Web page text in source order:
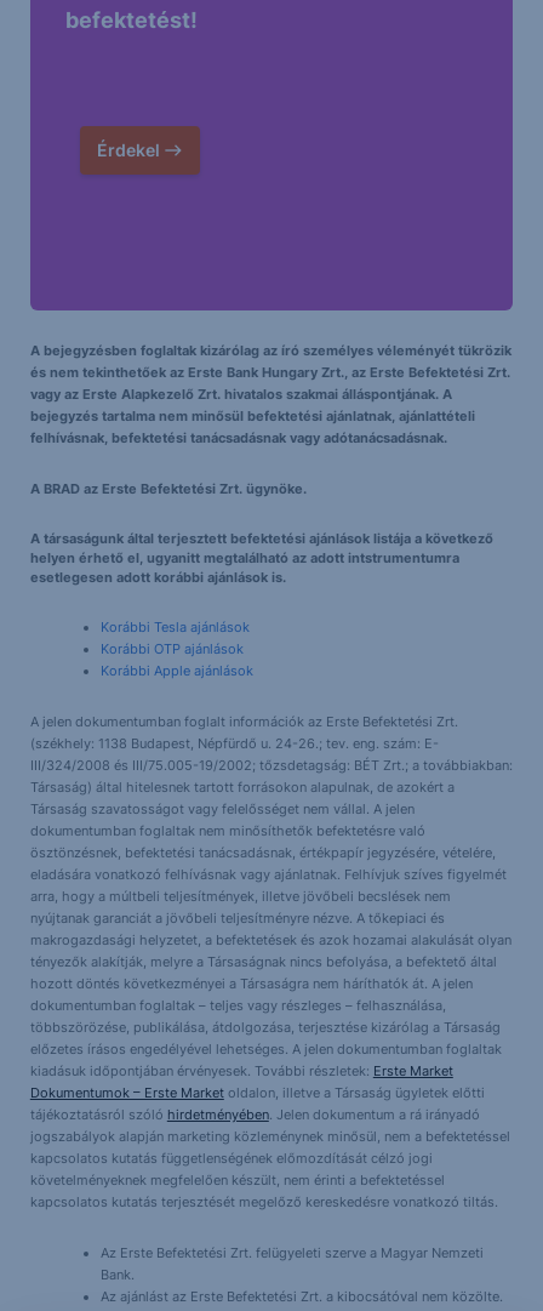
befektetést!
Érdekel
A bejegyzésben foglaltak kizárólag az író személyes véleményét tükrözik
és nem tekinthetőek az Erste Bank Hungary Zrt., az Erste Befektetési Zrt.
vagy az Erste Alapkezelő Zrt. hivatalos szakmai álláspontjának. A
bejegyzés tartalma nem minősül befektetési ajánlatnak, ajánlattételi
felhívásnak, befektetési tanácsadásnak vagy adótanácsadásnak.
A BRAD az Erste Befektetési Zrt. ügynöke.
A társaságunk által terjesztett befektetési ajánlások listája a következő
helyen érhető el, ugyanitt megtalálható az adott intstrumentumra
esetlegesen adott korábbi ajánlások is.
Korábbi Tesla ajánlások
Korábbi OTP ajánlások
Korábbi Apple ajánlások
A jelen dokumentumban foglalt információk az Erste Befektetési Zrt.
(székhely: 1138 Budapest, Népfürdő u. 24-26.; tev. eng. szám: E-
III/324/2008 és III/75.005-19/2002; tőzsdetagság: BÉT Zrt.; a továbbiakban:
Társaság) által hitelesnek tartott forrásokon alapulnak, de azokért a
Társaság szavatosságot vagy felelősséget nem vállal. A jelen
dokumentumban foglaltak nem minősíthetők befektetésre való
ösztönzésnek, befektetési tanácsadásnak, értékpapír jegyzésére, vételére,
eladására vonatkozó felhívásnak vagy ajánlatnak. Felhívjuk szíves figyelmét
arra, hogy a múltbeli teljesítmények, illetve jövőbeli becslések nem
nyújtanak garanciát a jövőbeli teljesítményre nézve. A tőkepiaci és
makrogazdasági helyzetet, a befektetések és azok hozamai alakulását olyan
tényezők alakítják, melyre a Társaságnak nincs befolyása, a befektető által
hozott döntés következményei a Társaságra nem háríthatók át. A jelen
dokumentumban foglaltak – teljes vagy részleges – felhasználása,
többszörözése, publikálása, átdolgozása, terjesztése kizárólag a Társaság
előzetes írásos engedélyével lehetséges. A jelen dokumentumban foglaltak
kiadásuk időpontjában érvényesek. További részletek: Erste Market
Dokumentumok – Erste Marketoldalon, illetve a Társaság ügyletek előtti
tájékoztatásról szóló hirdetményében. Jelen dokumentum a rá irányadó
jogszabályok alapján marketing közleménynek minősül, nem a befektetéssel
kapcsolatos kutatás függetlenségének előmozdítását célzó jogi
követelményeknek megfelelően készült, nem érinti a befektetéssel
kapcsolatos kutatás terjesztését megelőző kereskedésre vonatkozó tiltás.
Az Erste Befektetési Zrt. felügyeleti szerve a Magyar Nemzeti
Bank.
Az ajánlást az Erste Befektetési Zrt. a kibocsátóval nem közölte.